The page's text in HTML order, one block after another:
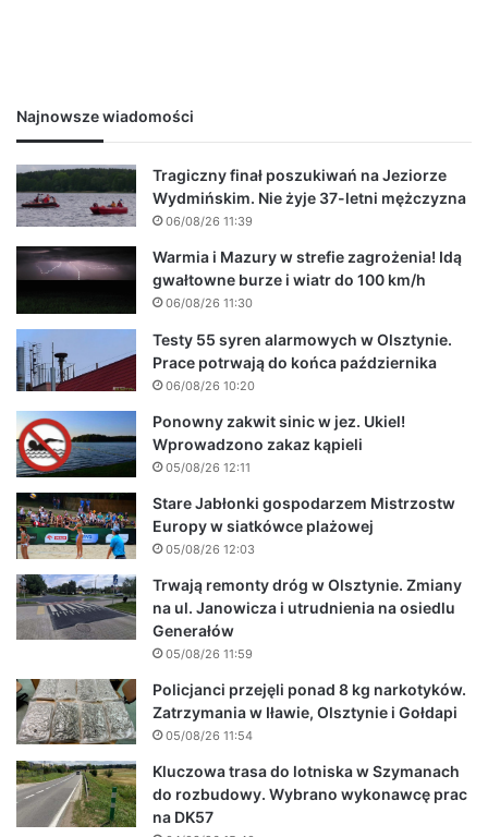
Najnowsze wiadomości
Tragiczny finał poszukiwań na Jeziorze
Wydmińskim. Nie żyje 37-letni mężczyzna
06/08/26 11:39
Warmia i Mazury w strefie zagrożenia! Idą
gwałtowne burze i wiatr do 100 km/h
06/08/26 11:30
Testy 55 syren alarmowych w Olsztynie.
Prace potrwają do końca października
06/08/26 10:20
Ponowny zakwit sinic w jez. Ukiel!
Wprowadzono zakaz kąpieli
05/08/26 12:11
Stare Jabłonki gospodarzem Mistrzostw
Europy w siatkówce plażowej
05/08/26 12:03
Trwają remonty dróg w Olsztynie. Zmiany
na ul. Janowicza i utrudnienia na osiedlu
Generałów
05/08/26 11:59
Policjanci przejęli ponad 8 kg narkotyków.
Zatrzymania w Iławie, Olsztynie i Gołdapi
05/08/26 11:54
Kluczowa trasa do lotniska w Szymanach
do rozbudowy. Wybrano wykonawcę prac
na DK57